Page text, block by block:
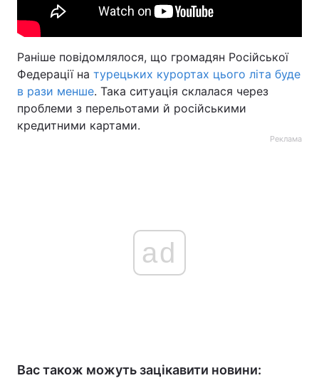
Раніше повідомлялося, що громадян Російської
Федерації на турецьких курортах цього літа буде
в рази менше. Така ситуація склалася через
проблеми з перельотами й російськими
кредитними картами.
Реклама
ad
Вас також можуть зацікавити новини: